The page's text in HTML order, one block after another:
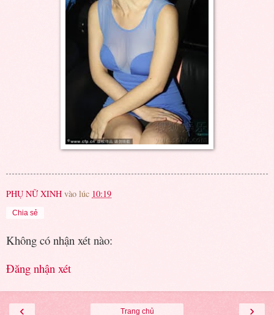
PHỤ NỮ XINH vào lúc 10:19
Chia sẻ
Không có nhận xét nào:
Đăng nhận xét
‹ ›
Trang chủ